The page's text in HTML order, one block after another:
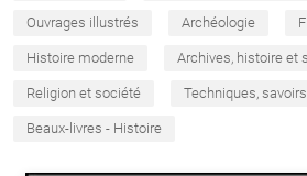
Ouvrages illustrés Archéologie
Histoire moderne Archives, histoire et
Religion et société Techniques,
Beaux-livres - Histoire